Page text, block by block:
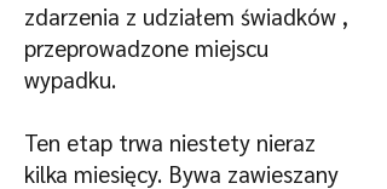
zdarzenia z udziałem świadków ,
przeprowadzone miejscu
wypadku.
Ten etap trwa niestety nieraz
kilka miesięcy. Bywa zawieszany